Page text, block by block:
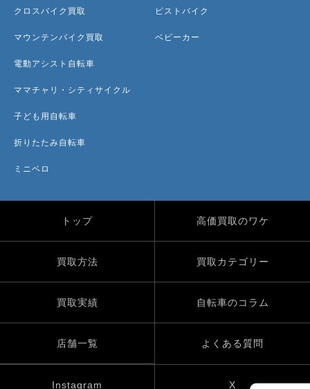
クロスバイク買取
マウンテンバイク買取
電動アシスト自転車
ママチャリ・シティサイクル
子ども用自転車
折りたたみ自転車
ミニベロ
ピストバイク
ベビーカー
トップ 高価買取のワケ
買取方法 買取カテゴリー
買取実績 自転車のコラム
店舗一覧 よくある質問
Instagram X